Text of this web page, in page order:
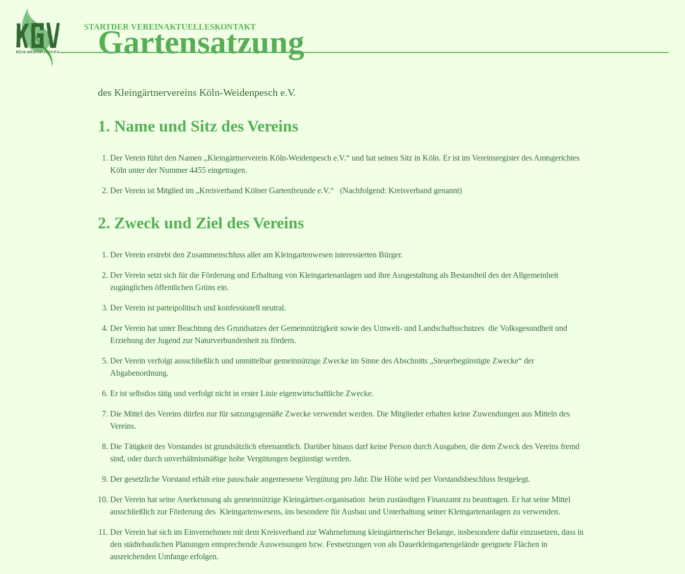
content
STARTDER VEREINAKTUELLESKONTAKT
Gartensatzung
des Kleingärtnervereins Köln-Weidenpesch e.V.
1. Name und Sitz des Vereins
Der Verein führt den Namen „Kleingärtnerverein Köln-Weidenpesch e.V.“ und hat seinen Sitz in Köln. Er ist im Vereinsregister des Amtsgerichtes
Köln unter der Nummer 4455 eingetragen.
Der Verein ist Mitglied im „Kreisverband Kölner Gartenfreunde e.V.“ (Nachfolgend: Kreisverband genannt)
2. Zweck und Ziel des Vereins
Der Verein erstrebt den Zusammenschluss aller am Kleingartenwesen interessierten Bürger.
Der Verein setzt sich für die Förderung und Erhaltung von Kleingartenanlagen und ihre Ausgestaltung als Bestandteil des der Allgemeinheit
zugänglichen öffentlichen Grüns ein.
Der Verein ist parteipolitisch und konfessionell neutral.
Der Verein hat unter Beachtung des Grundsatzes der Gemeinnützigkeit sowie des Umwelt- und Landschaftsschutzes die Volksgesundheit und
Erziehung der Jugend zur Naturverbundenheit zu fördern.
Der Verein verfolgt ausschließlich und unmittelbar gemeinnützige Zwecke im Sinne des Abschnitts „Steuerbegünstigte Zwecke“ der
Abgabenordnung.
Er ist selbstlos tätig und verfolgt nicht in erster Linie eigenwirtschaftliche Zwecke.
Die Mittel des Vereins dürfen nur für satzungsgemäße Zwecke verwendet werden. Die Mitglieder erhalten keine Zuwendungen aus Mitteln des
Vereins.
Die Tätigkeit des Vorstandes ist grundsätzlich ehrenamtlich. Darüber hinaus darf keine Person durch Ausgaben, die dem Zweck des Vereins fremd
sind, oder durch unverhältnismäßige hohe Vergütungen begünstigt werden.
Der gesetzliche Vorstand erhält eine pauschale angemessene Vergütung pro Jahr. Die Höhe wird per Vorstandsbeschluss festgelegt.
Der Verein hat seine Anerkennung als gemeinnützige Kleingärtner-organisation beim zuständigen Finanzamt zu beantragen. Er hat seine Mittel
ausschließlich zur Förderung des Kleingartenwesens, ins besondere für Ausbau und Unterhaltung seiner Kleingartenanlagen zu verwenden.
Der Verein hat sich im Einvernehmen mit dem Kreisverband zur Wahrnehmung kleingärtnerischer Belange, insbesondere dafür einzusetzen, dass in
den städtebaulichen Planungen entsprechende Ausweisungen bzw. Festsetzungen von als Dauerkleingartengelände geeignete Flächen in
ausreichenden Umfange erfolgen.